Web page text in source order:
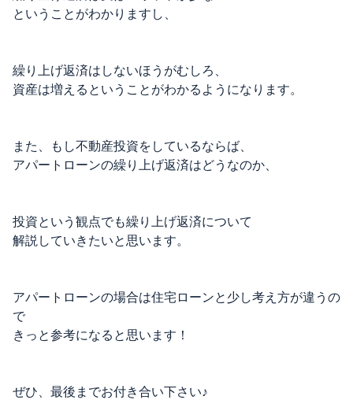
ということがわかりますし、
繰り上げ返済はしないほうがむしろ、
資産は増えるということがわかるようになります。
また、もし不動産投資をしているならば、
アパートローンの繰り上げ返済はどうなのか、
投資という観点でも繰り上げ返済について
解説していきたいと思います。
アパートローンの場合は住宅ローンと少し考え方が違うの
で
きっと参考になると思います！
ぜひ、最後までお付き合い下さい♪